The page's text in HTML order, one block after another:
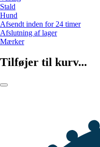
Stald
Hund
Afsendt inden for 24 timer
Afslutning af lager
Mærker
Tilføjer til kurv...